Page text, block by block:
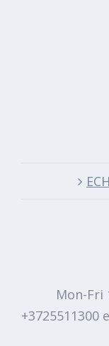
Mon-Fri
+3725511300